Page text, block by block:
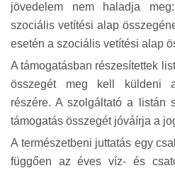
jövedelem nem haladja
szociális vetítési alap
esetén a szociális vetítési alap
A támogatásban részesítettek
összegét meg kell küldeni
részére. A szolgáltató a listán
támogatás összegét jóváírja a
A természetbeni juttatás egy
függően az éves víz- és